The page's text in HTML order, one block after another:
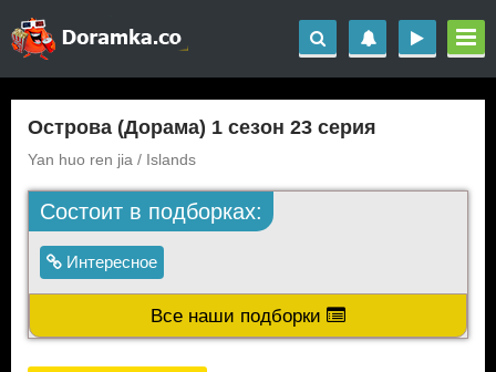
Острова (Дорама) 1 сезон 23 серия
Yan huo ren jia / Islands
Состоит в подборках:
Интересное
Все наши подборки